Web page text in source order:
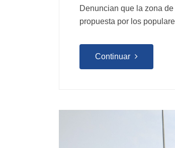
Denuncian que la zona
propuesta por los
Continuar